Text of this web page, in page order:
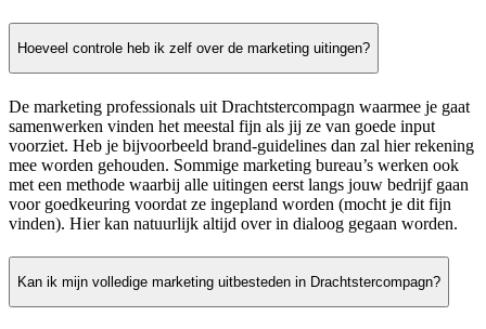
Hoeveel controle heb ik zelf over de marketing uitingen?
De marketing professionals uit Drachtstercompagn waarmee je gaat
samenwerken vinden het meestal fijn als jij ze van goede input
voorziet. Heb je bijvoorbeeld brand-guidelines dan zal hier rekening
mee worden gehouden. Sommige marketing bureau’s werken ook
met een methode waarbij alle uitingen eerst langs jouw bedrijf gaan
voor goedkeuring voordat ze ingepland worden (mocht je dit fijn
vinden). Hier kan natuurlijk altijd over in dialoog gegaan worden.
Kan ik mijn volledige marketing uitbesteden in Drachtstercompagn?